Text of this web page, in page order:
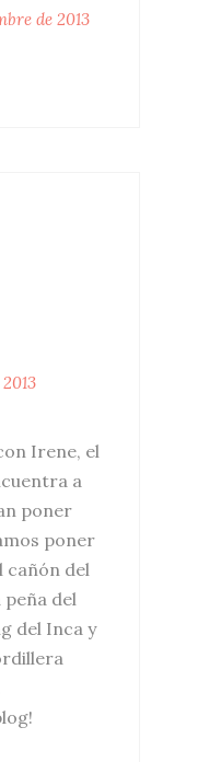
de 2013
Irene, el
a
poner
poner
cañón del
peña del
del Inca y